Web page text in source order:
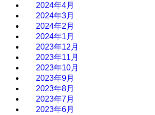
2024年4月
2024年3月
2024年2月
2024年1月
2023年12月
2023年11月
2023年10月
2023年9月
2023年8月
2023年7月
2023年6月